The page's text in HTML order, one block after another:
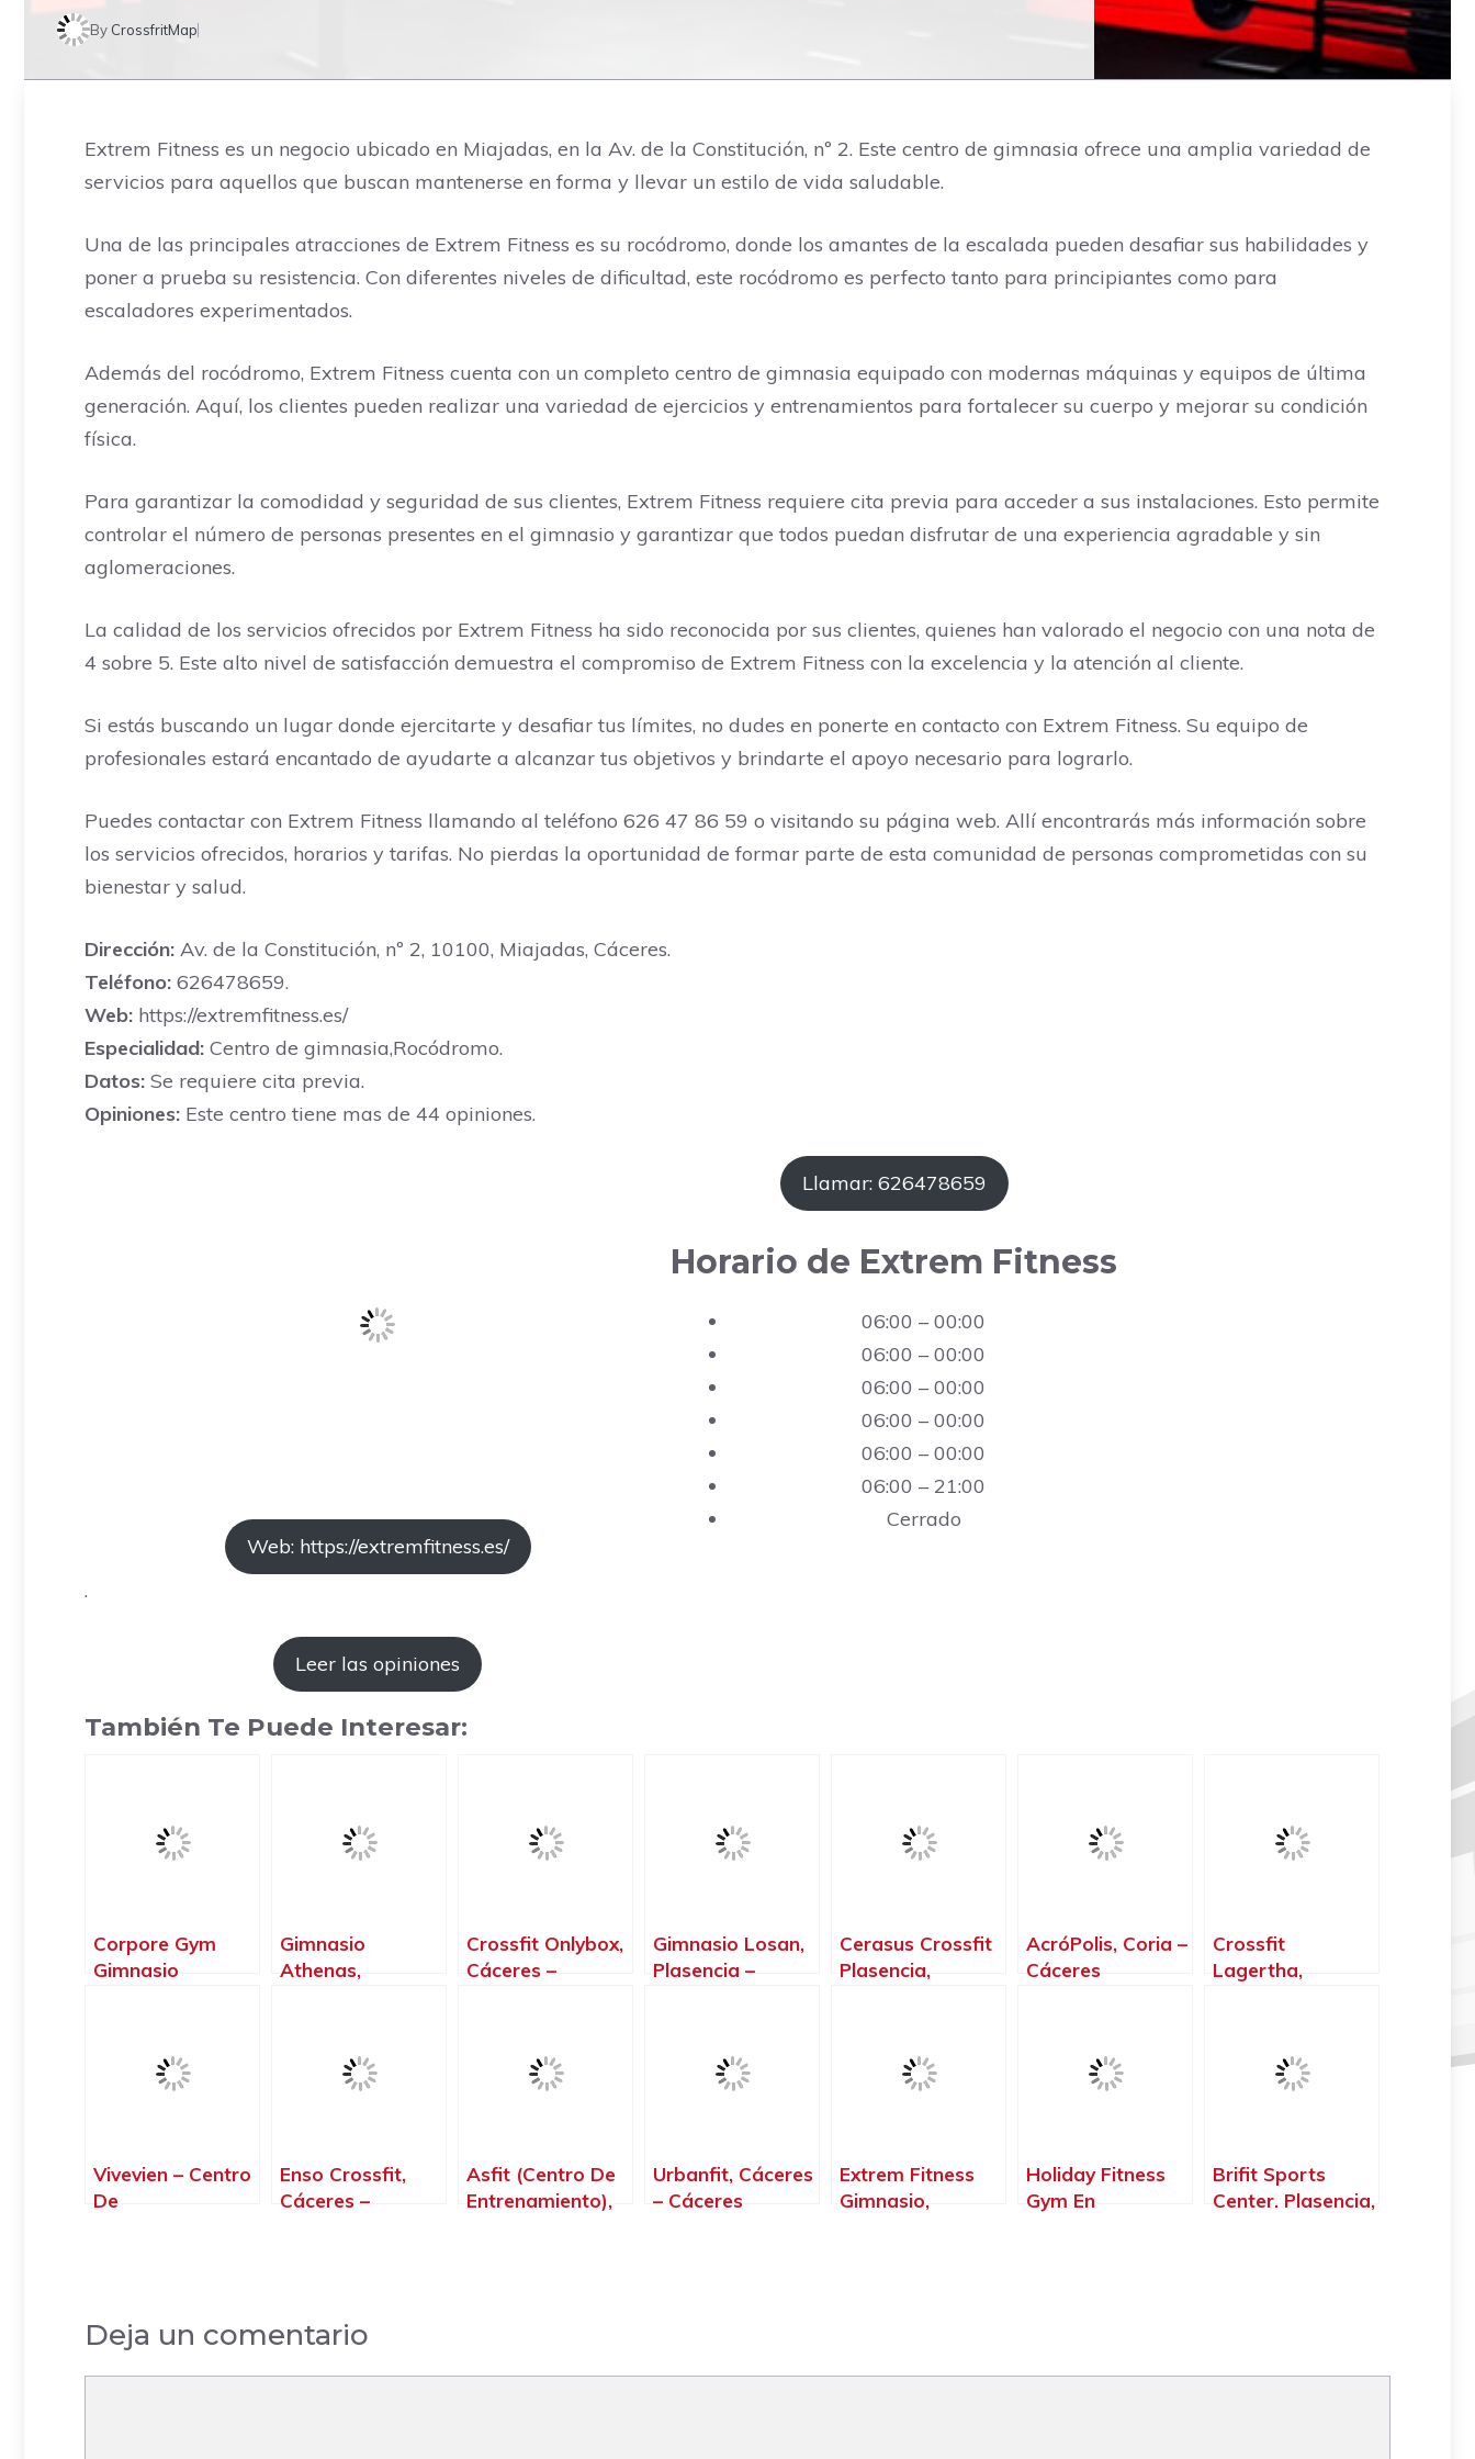
By CrossfritMap
Extrem Fitness es un negocio ubicado en Miajadas, en la Av. de la Constitución, nº 2. Este centro de gimnasia ofrece una amplia variedad de
servicios para aquellos que buscan mantenerse en forma y llevar un estilo de vida saludable.
Una de las principales atracciones de Extrem Fitness es su rocódromo, donde los amantes de la escalada pueden desafiar sus habilidades y
poner a prueba su resistencia. Con diferentes niveles de dificultad, este rocódromo es perfecto tanto para principiantes como para
escaladores experimentados.
Además del rocódromo, Extrem Fitness cuenta con un completo centro de gimnasia equipado con modernas máquinas y equipos de última
generación. Aquí, los clientes pueden realizar una variedad de ejercicios y entrenamientos para fortalecer su cuerpo y mejorar su condición
física.
Para garantizar la comodidad y seguridad de sus clientes, Extrem Fitness requiere cita previa para acceder a sus instalaciones. Esto permite
controlar el número de personas presentes en el gimnasio y garantizar que todos puedan disfrutar de una experiencia agradable y sin
aglomeraciones.
La calidad de los servicios ofrecidos por Extrem Fitness ha sido reconocida por sus clientes, quienes han valorado el negocio con una nota de
4 sobre 5. Este alto nivel de satisfacción demuestra el compromiso de Extrem Fitness con la excelencia y la atención al cliente.
Si estás buscando un lugar donde ejercitarte y desafiar tus límites, no dudes en ponerte en contacto con Extrem Fitness. Su equipo de
profesionales estará encantado de ayudarte a alcanzar tus objetivos y brindarte el apoyo necesario para lograrlo.
Puedes contactar con Extrem Fitness llamando al teléfono 626 47 86 59 o visitando su página web. Allí encontrarás más información sobre
los servicios ofrecidos, horarios y tarifas. No pierdas la oportunidad de formar parte de esta comunidad de personas comprometidas con su
bienestar y salud.
Dirección: Av. de la Constitución, nº 2, 10100, Miajadas, Cáceres‎.
Teléfono: 626478659.
Web: https://extremfitness.es/
Especialidad: Centro de gimnasia,Rocódromo.
Datos: Se requiere cita previa.
Opiniones: Este centro tiene mas de 44 opiniones.
Web: https://extremfitness.es/
.
Leer las opiniones
Llamar: 626478659
Horario de Extrem Fitness
06:00 – 00:00
06:00 – 00:00
06:00 – 00:00
06:00 – 00:00
06:00 – 00:00
06:00 – 21:00
Cerrado
También Te Puede Interesar:
Corpore Gym
Gimnasio
Cáceres‎
Gimnasio
Athenas,
Crossfit Onlybox,
Cáceres‎ –
Gimnasio Losan,
Plasencia –
Cerasus Crossfit
Plasencia,
AcróPolis, Coria –
Cáceres‎
Crossfit
Lagertha,
Vivevien – Centro
De
Enso Crossfit,
Cáceres‎ –
Asfit (Centro De
Entrenamiento),
Urbanfit, Cáceres‎
– Cáceres‎
Extrem Fitness
Gimnasio,
Holiday Fitness
Gym En
Brifit Sports
Center. Plasencia,
Deja un comentario